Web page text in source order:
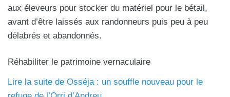
aux éleveurs pour stocker du matériel pour le bétail,
avant d’être laissés aux randonneurs puis peu à peu
délabrés et abandonnés.
Réhabiliter le patrimoine vernaculaire
Lire la suite de Osséja : un souffle nouveau pour le